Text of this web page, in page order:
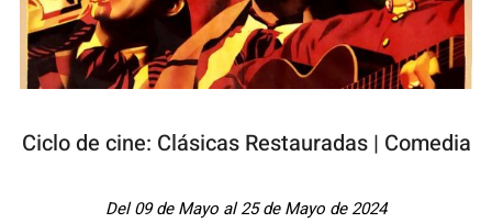
Ciclo de cine: Clásicas Restauradas | Comedia
Del 09 de Mayo al 25 de Mayo de 2024